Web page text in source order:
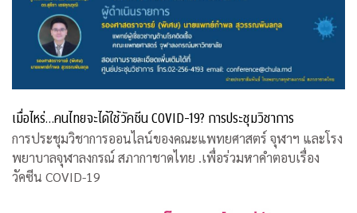
เมื่อไหร่…คนไทยจะได้ใช้วัคซีน COVID-19? การประชุมวิชาการ
การประชุมวิชาการออนไลน์ของคณะแพทยศาสตร์ จุฬาฯ และโรง
พยาบาลจุฬาลงกรณ์ สภากาชาดไทย .เพื่อร่วมหาคำตอบเรื่อง
วัคซีน COVID-19